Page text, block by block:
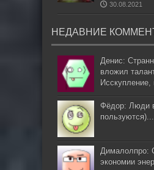
30.08.2021
НЕДАВНИЕ
Денис:
вложил
Фёдор: Люди
пользуются)...
Дималолпро:
экономии